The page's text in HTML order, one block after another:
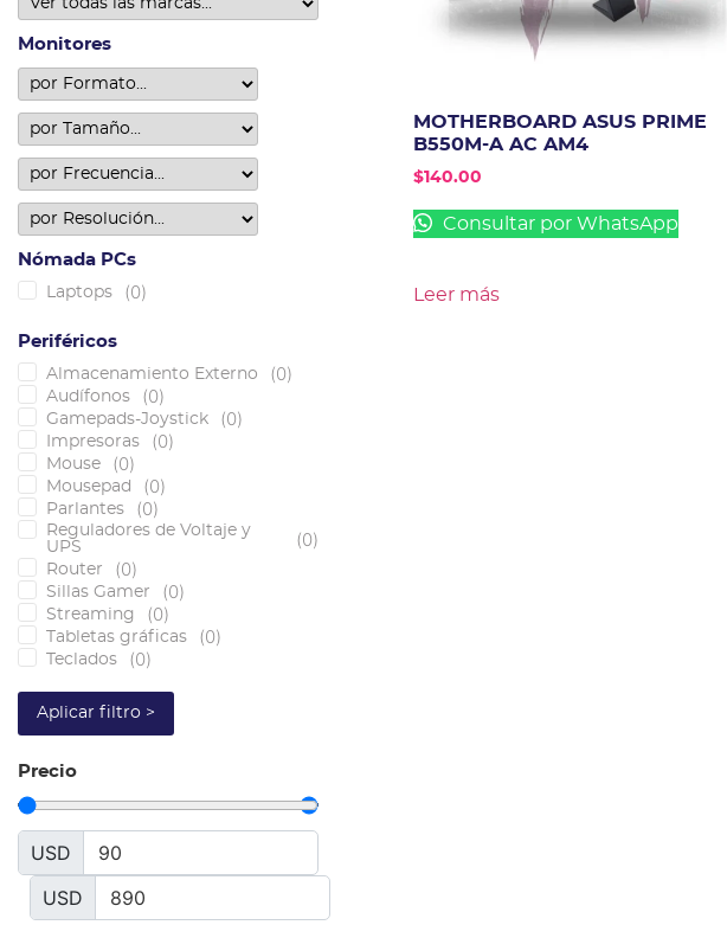
Monitores
Nómada PCs
Laptops (0)
Periféricos
Almacenamiento Externo (0)
Audífonos (0)
Gamepads-Joystick (0)
Impresoras (0)
Mouse (0)
Mousepad (0)
Parlantes (0)
Reguladores de Voltaje y
UPS
(0)
Router (0)
Sillas Gamer (0)
Streaming (0)
Tabletas gráficas (0)
Teclados (0)
Aplicar filtro >
Precio
USD
USD
MOTHERBOARD ASUS PRIME
B550M-A AC AM4
$140.00
Consultar por WhatsApp
Leer más